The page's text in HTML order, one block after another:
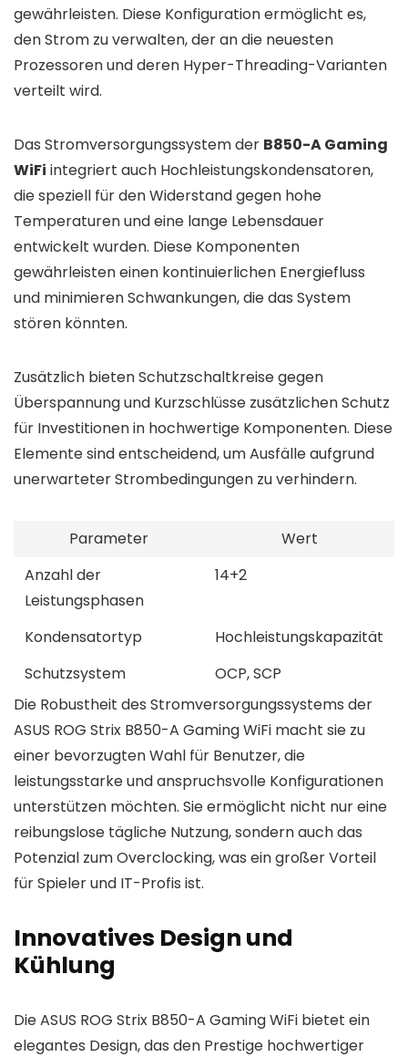
gewährleisten. Diese Konfiguration ermöglicht es,
den Strom zu verwalten, der an die neuesten
Prozessoren und deren Hyper-Threading-Varianten
verteilt wird.
Das Stromversorgungssystem der B850-A Gaming
WiFi integriert auch Hochleistungskondensatoren,
die speziell für den Widerstand gegen hohe
Temperaturen und eine lange Lebensdauer
entwickelt wurden. Diese Komponenten
gewährleisten einen kontinuierlichen Energiefluss
und minimieren Schwankungen, die das System
stören könnten.
Zusätzlich bieten Schutzschaltkreise gegen
Überspannung und Kurzschlüsse zusätzlichen Schutz
für Investitionen in hochwertige Komponenten. Diese
Elemente sind entscheidend, um Ausfälle aufgrund
unerwarteter Strombedingungen zu verhindern.
Parameter
Wert
Anzahl der
Leistungsphasen
14+2
Kondensatortyp
Hochleistungskapazität
Schutzsystem
OCP, SCP
Die Robustheit des Stromversorgungssystems der
ASUS ROG Strix B850-A Gaming WiFi macht sie zu
einer bevorzugten Wahl für Benutzer, die
leistungsstarke und anspruchsvolle Konfigurationen
unterstützen möchten. Sie ermöglicht nicht nur eine
reibungslose tägliche Nutzung, sondern auch das
Potenzial zum Overclocking, was ein großer Vorteil
für Spieler und IT-Profis ist.
Innovatives Design und
Kühlung
Die ASUS ROG Strix B850-A Gaming WiFi bietet ein
elegantes Design, das den Prestige hochwertiger